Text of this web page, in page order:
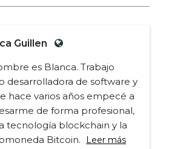
Guillen
es Blanca. Trabajo
desarrolladora de software y
hace varios años empecé a
de forma profesional,
tecnología blockchain y la
Bitcoin.
Leer más